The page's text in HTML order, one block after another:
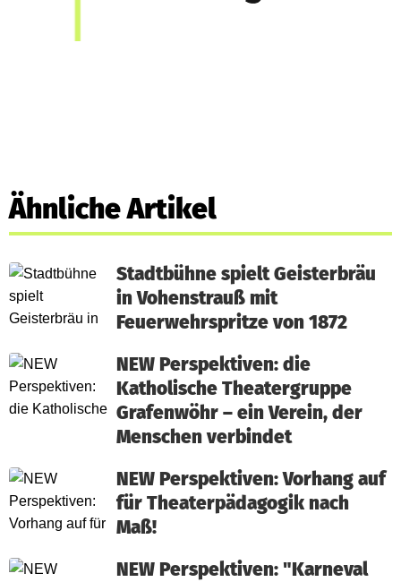
Ähnliche Artikel
Stadtbühne spielt Geisterbräu
in Vohenstrauß mit
Feuerwehrspritze von 1872
NEW Perspektiven: die
Katholische Theatergruppe
Grafenwöhr – ein Verein, der
Menschen verbindet
NEW Perspektiven: Vorhang auf
für Theaterpädagogik nach
Maß!
NEW Perspektiven: "Karneval